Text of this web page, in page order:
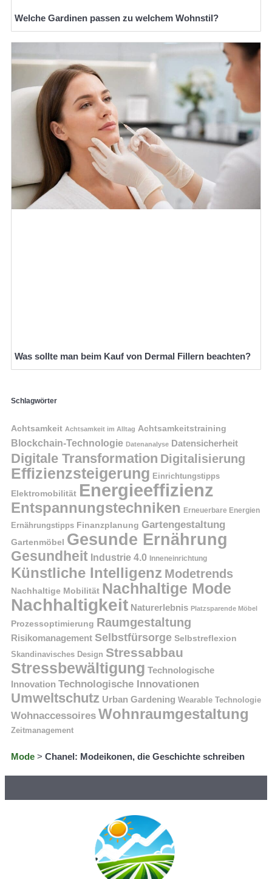
Welche Gardinen passen zu welchem Wohnstil?
Was sollte man beim Kauf von Dermal Fillern beachten?
Schlagwörter
Achtsamkeit Achtsamkeit im Alltag Achtsamkeitstraining
Blockchain-Technologie Datenanalyse Datensicherheit
Digitale Transformation Digitalisierung
Effizienzsteigerung Einrichtungstipps
Elektromobilität Energieeffizienz
Entspannungstechniken Erneuerbare Energien
Ernährungstipps Finanzplanung Gartengestaltung
Gartenmöbel Gesunde Ernährung
Gesundheit Industrie 4.0 Inneneinrichtung
Künstliche Intelligenz Modetrends
Nachhaltige Mobilität Nachhaltige Mode
Nachhaltigkeit Naturerlebnis Platzsparende Möbel
Prozessoptimierung Raumgestaltung
Risikomanagement Selbstfürsorge Selbstreflexion
Skandinavisches Design Stressabbau
Stressbewältigung Technologische
Innovation Technologische Innovationen
Umweltschutz Urban Gardening Wearable Technologie
Wohnaccessoires Wohnraumgestaltung
Zeitmanagement
Mode > Chanel: Modeikonen, die Geschichte schreiben